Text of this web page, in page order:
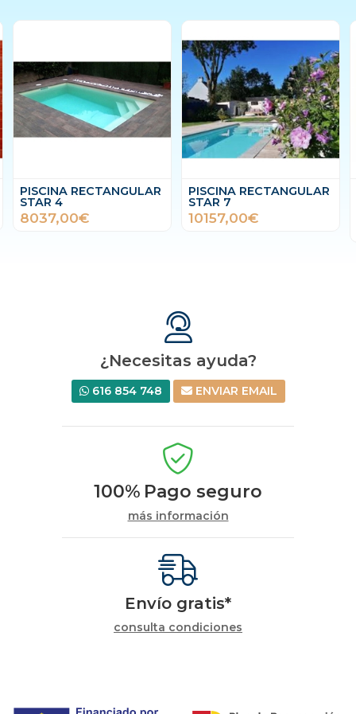
PISCINA RECTANGULAR
STAR 4
8037,00€
PISCINA RECTANGULAR
STAR 7
10157,00€
¿Necesitas ayuda?
616 854 748 ENVIAR EMAIL
100% Pago seguro
más información
Envío gratis*
consulta condiciones